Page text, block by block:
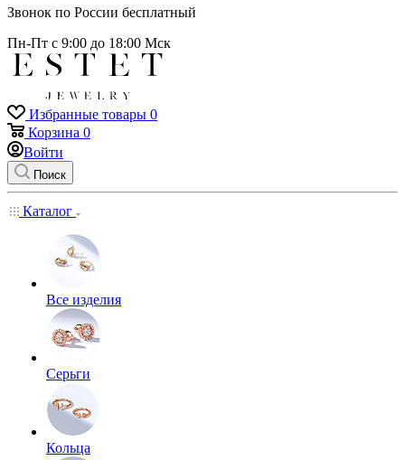
Звонок по России бесплатный
Пн-Пт с 9:00 до 18:00 Мск
Избранные товары 0
Корзина 0
Войти
Поиск
Каталог
Все изделия
Серьги
Кольца